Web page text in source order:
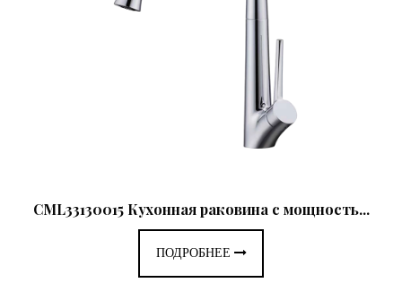
CML33130015 Кухонная раковина с мощность...
ПОДРОБНЕЕ